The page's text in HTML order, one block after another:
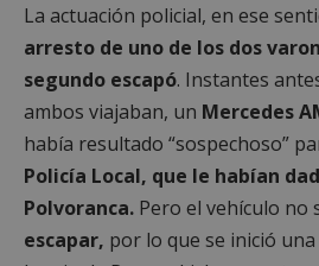
La actuación policial, en ese
arresto de uno de los dos
segundo escapó. Instantes
ambos viajaban, un Mercedes
había resultado “sospechoso”
Policía Local, que le habían
Polvoranca. Pero el vehículo no
escapar, por lo que se inició